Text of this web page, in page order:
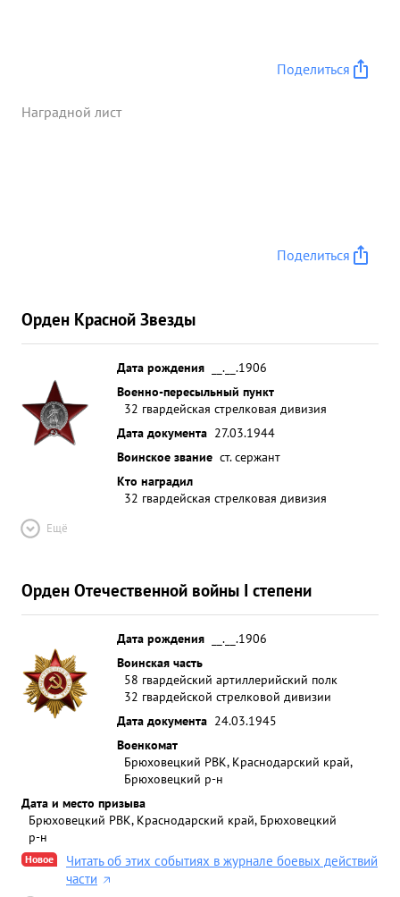
Поделиться
Наградной лист
Поделиться
Орден Красной Звезды
Дата рождения
__.__.1906
Военно-пересыльный пункт
32 гвардейская стрелковая дивизия
Дата документа 27.03.1944
Воинское звание ст. сержант
Кто наградил
32 гвардейская стрелковая дивизия
Ещё
Орден Отечественной войны I степени
Дата рождения
__.__.1906
Воинская часть
58 гвардейский артиллерийский полк
32 гвардейской стрелковой дивизии
Дата документа 24.03.1945
Военкомат
Брюховецкий РВК, Краснодарский край,
Брюховецкий р-н
Дата и место призыва
Брюховецкий РВК, Краснодарский край, Брюховецкий
р-н
Новое
Читать об этих событиях в журнале боевых действий
части